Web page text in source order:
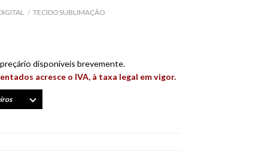
/ TECIDO SUBLIMAÇÃO
disponíveis brevemente.
acresce o IVA, à taxa legal em vigor.